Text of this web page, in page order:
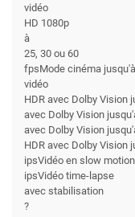
vidéo
HD 1080p
à
25, 30 ou 60
fpsMode cinéma
vidéo
HDR avec Dolby Vision
avec Dolby Vision
avec Dolby Vision
HDR avec Dolby Vision
ipsVidéo en slow
ipsVidéo time-lapse
avec stabilisation
?